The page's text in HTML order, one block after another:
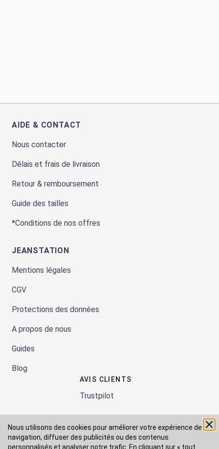
Nous utilisons des cookies pour améliorer votre expérience de
navigation, diffuser des publicités ou des contenus
personnalisés et analyser notre trafic. En cliquant sur « tout
AIDE & CONTACT
Nous contacter
Délais et frais de livraison
Retour & remboursement
Guide des tailles
*Conditions de nos offres
JEANSTATION
Mentions légales
CGV
Protections des données
A propos de nous
Guides
Blog
AVIS CLIENTS
Trustpilot
Moyens de paiement